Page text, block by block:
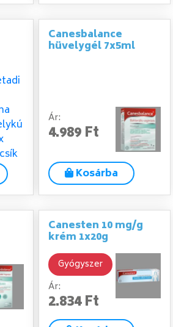
Canesbalance
hüvelygél 7x5ml
Ár:
4.989 Ft
Kosárba
Canesten 10 mg/g
krém 1x20g
Gyógyszer
Ár:
2.834 Ft